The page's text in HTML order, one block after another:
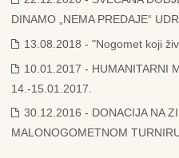
DINAMO „NEMA PREDAJE“
13.08.2018 - "Nogomet koji
10.01.2017 - HUMANITARNI
14.-15.01.2017.
30.12.2016 - DONACIJA NA
MALONOGOMETNOM